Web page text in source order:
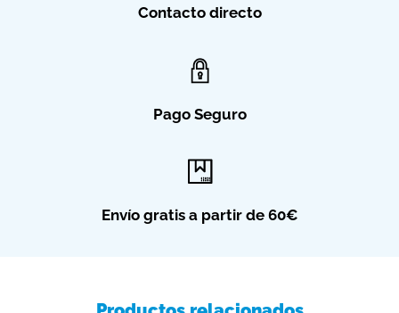
Contacto directo
Pago Seguro
Envío gratis a partir de 60€